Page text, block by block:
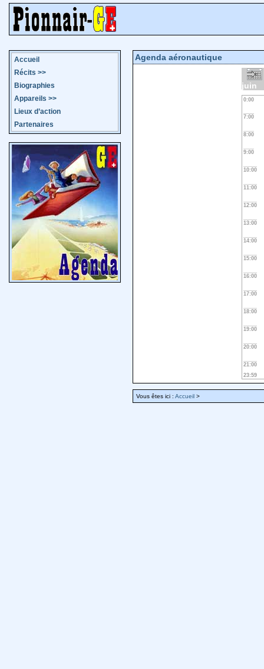
Accueil
Récits >>
Biographies
Appareils >>
Lieux d’action
Partenaires
Agenda aéronautique
juin
0:00
7:00
8:00
9:00
10:00
11:00
12:00
13:00
14:00
15:00
16:00
17:00
18:00
19:00
20:00
21:00
23:59
Vous êtes ici : Accueil >